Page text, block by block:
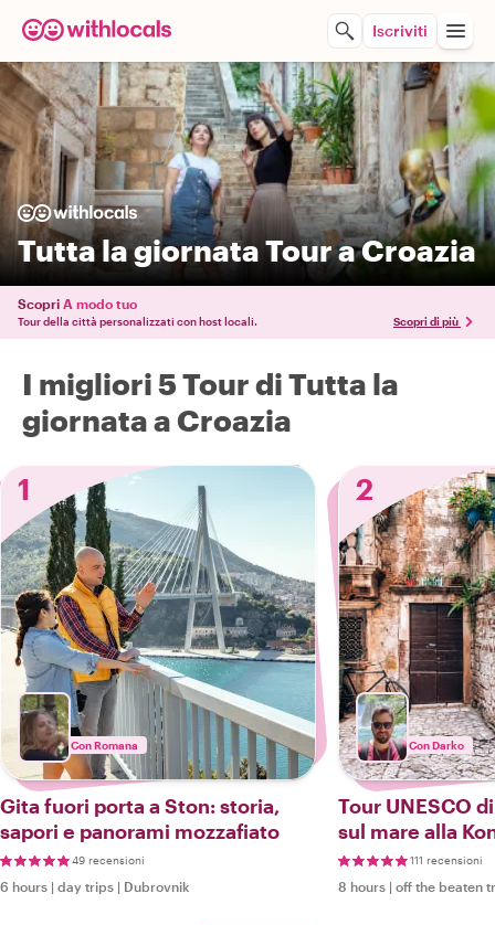
Iscriviti
Tutta la giornata Tour a Croazia
Scopri A modo tuo
Tour della città personalizzati con host locali. Scopri di più
I migliori 5 Tour di Tutta la
giornata a Croazia
1
Con Romana
Gita fuori porta a Ston: storia,
sapori e panorami mozzafiato
49 recensioni
6 hours | day trips | Dubrovnik
2
Con Darko
Tour UNESCO
sul mare alla
Sevid
111 recensioni
8 hours | off the beaten